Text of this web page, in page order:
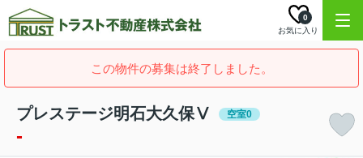
お気に入り
0
この物件の募集は終了しました。
プレステージ明石大久保Ⅴ 空室0
-